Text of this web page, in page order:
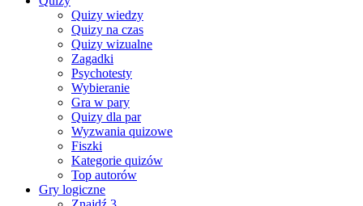
Quizy wiedzy
Quizy na czas
Quizy wizualne
Zagadki
Psychotesty
Wybieranie
Gra w pary
Quizy dla par
Wyzwania quizowe
Fiszki
Kategorie quizów
Top autorów
Gry logiczne